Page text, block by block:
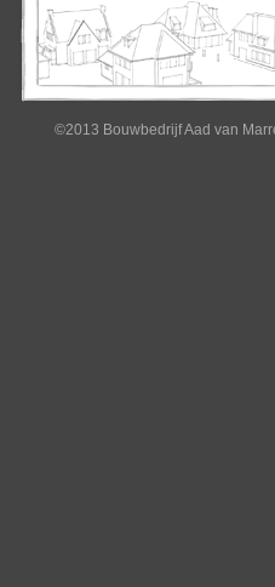
©2013 Bouwbedrijf Aad van